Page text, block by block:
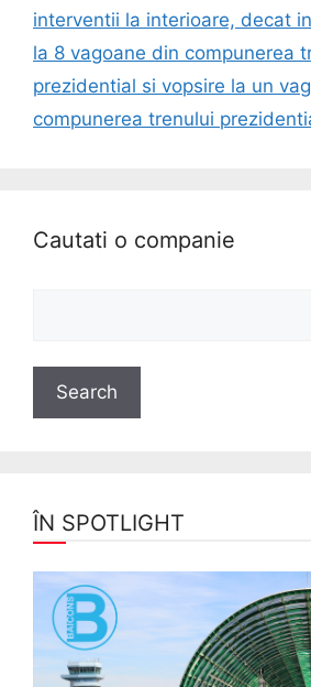
interventii la interioare, decat
la 8 vagoane din compunerea
prezidential si vopsire la un
compunerea trenului
Cautati o companie
ÎN SPOTLIGHT